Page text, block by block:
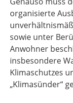
organisierte
sowie unter
Anwohner
insbesondere
Klimaschutzes
„Klimasünder“